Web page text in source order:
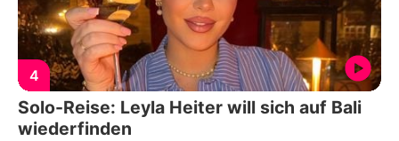
4
Solo-Reise: Leyla Heiter will sich auf Bali
wiederfinden